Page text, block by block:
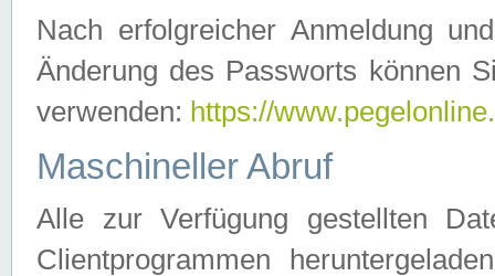
Nach erfolgreicher Anmeldung
Änderung des Passworts können
verwenden: https://
Maschineller Abruf
Alle zur Verfügung gestellten
Clientprogrammen